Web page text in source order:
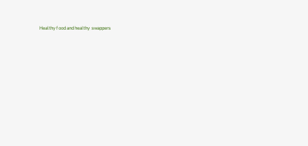
Healthy food and healthy swappers